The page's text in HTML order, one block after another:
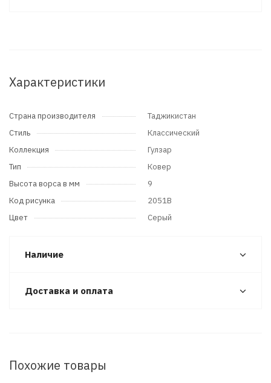
Характеристики
Страна производителя
Таджикистан
Стиль
Классический
Коллекция
Гулзар
Тип
Ковер
Высота ворса в мм
9
Код рисунка
2051B
Цвет
Серый
Наличие
Доставка и оплата
Похожие товары